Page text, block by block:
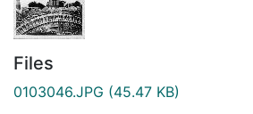
Files
0103046.JPG (45.47 KB)